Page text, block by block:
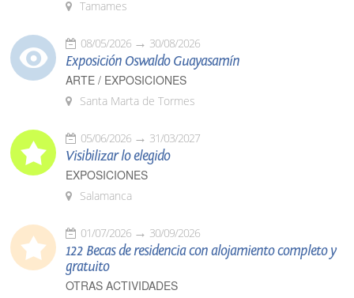
Tamames
08/05/2026 30/08/2026
Exposición Oswaldo Guayasamín
ARTE / EXPOSICIONES
Santa Marta de Tormes
05/06/2026 31/03/2027
Visibilizar lo elegido
EXPOSICIONES
Salamanca
01/07/2026 30/09/2026
122 Becas de residencia con alojamiento completo y
gratuito
OTRAS ACTIVIDADES